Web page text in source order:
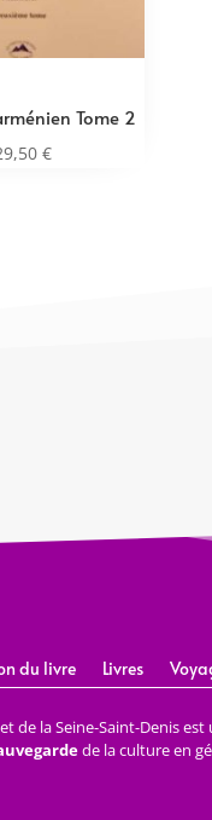
Tome 2
€
du livre Livres
de la Seine-Saint-Denis
de la culture en